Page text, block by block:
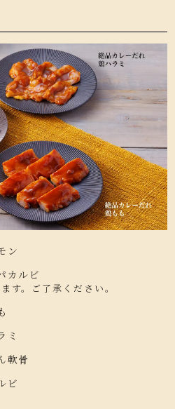
ン
カルビ
す。ご了承ください。
ミ
軟骨
ビ